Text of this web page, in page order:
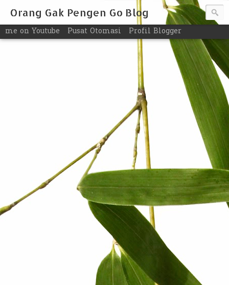
Orang Gak Pengen Go Blog
me on Youtube Pusat Otomasi Profil Blogger